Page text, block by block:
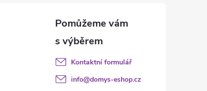
Kontaktní formulář
info@domys-eshop.cz